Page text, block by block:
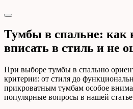
Тумбы в спальне: как
вписать в стиль и не
При выборе тумбы в спальню
критерии: от стиля до
прикроватным тумбам особое
популярные вопросы в нашей